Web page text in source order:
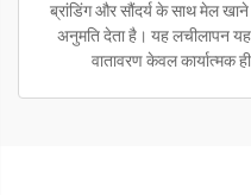
ब्रांडिंग और सौंदर्य के साथ मेल
अनुमति देता है। यह लचीलापन
वातावरण केवल कार्यात्मक